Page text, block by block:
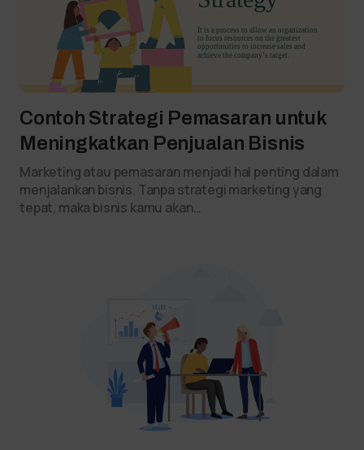
Contoh Strategi Pemasaran untuk
Meningkatkan Penjualan Bisnis
Marketing atau pemasaran menjadi hal penting dalam
menjalankan bisnis. Tanpa strategi marketing yang
tepat, maka bisnis kamu akan…